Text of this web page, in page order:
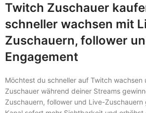
Twitch Zuschauer
schneller wachsen mit
Zuschauern, follower
Engagement
Möchtest du schneller auf Twitch wachsen
Zuschauer während deiner Streams
Zuschauern, follower und Live-